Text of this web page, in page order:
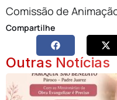
Comissão de
Compartilhe
Outras Notícias